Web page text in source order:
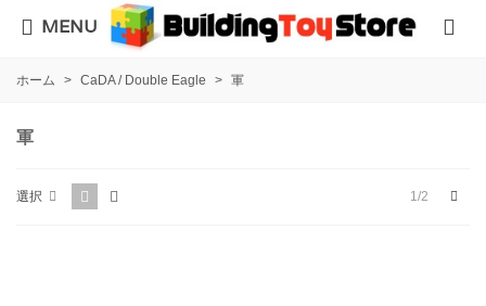
MENU
ホーム > CaDA / Double Eagle > 軍
軍
選択 1/2